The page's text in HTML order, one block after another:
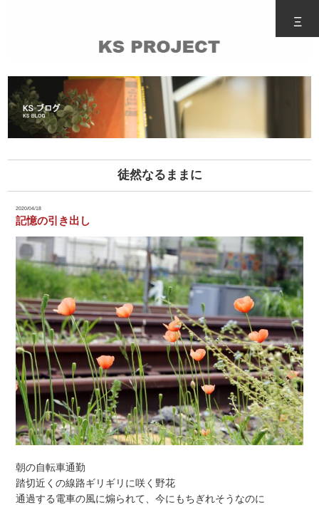
Ξ
徒然なるままに
2020/04/18
記憶の引き出し
朝の自転車通勤
踏切近くの線路ギリギリに咲く野花
通過する電車の風に煽られて、今にもちぎれそうなのに